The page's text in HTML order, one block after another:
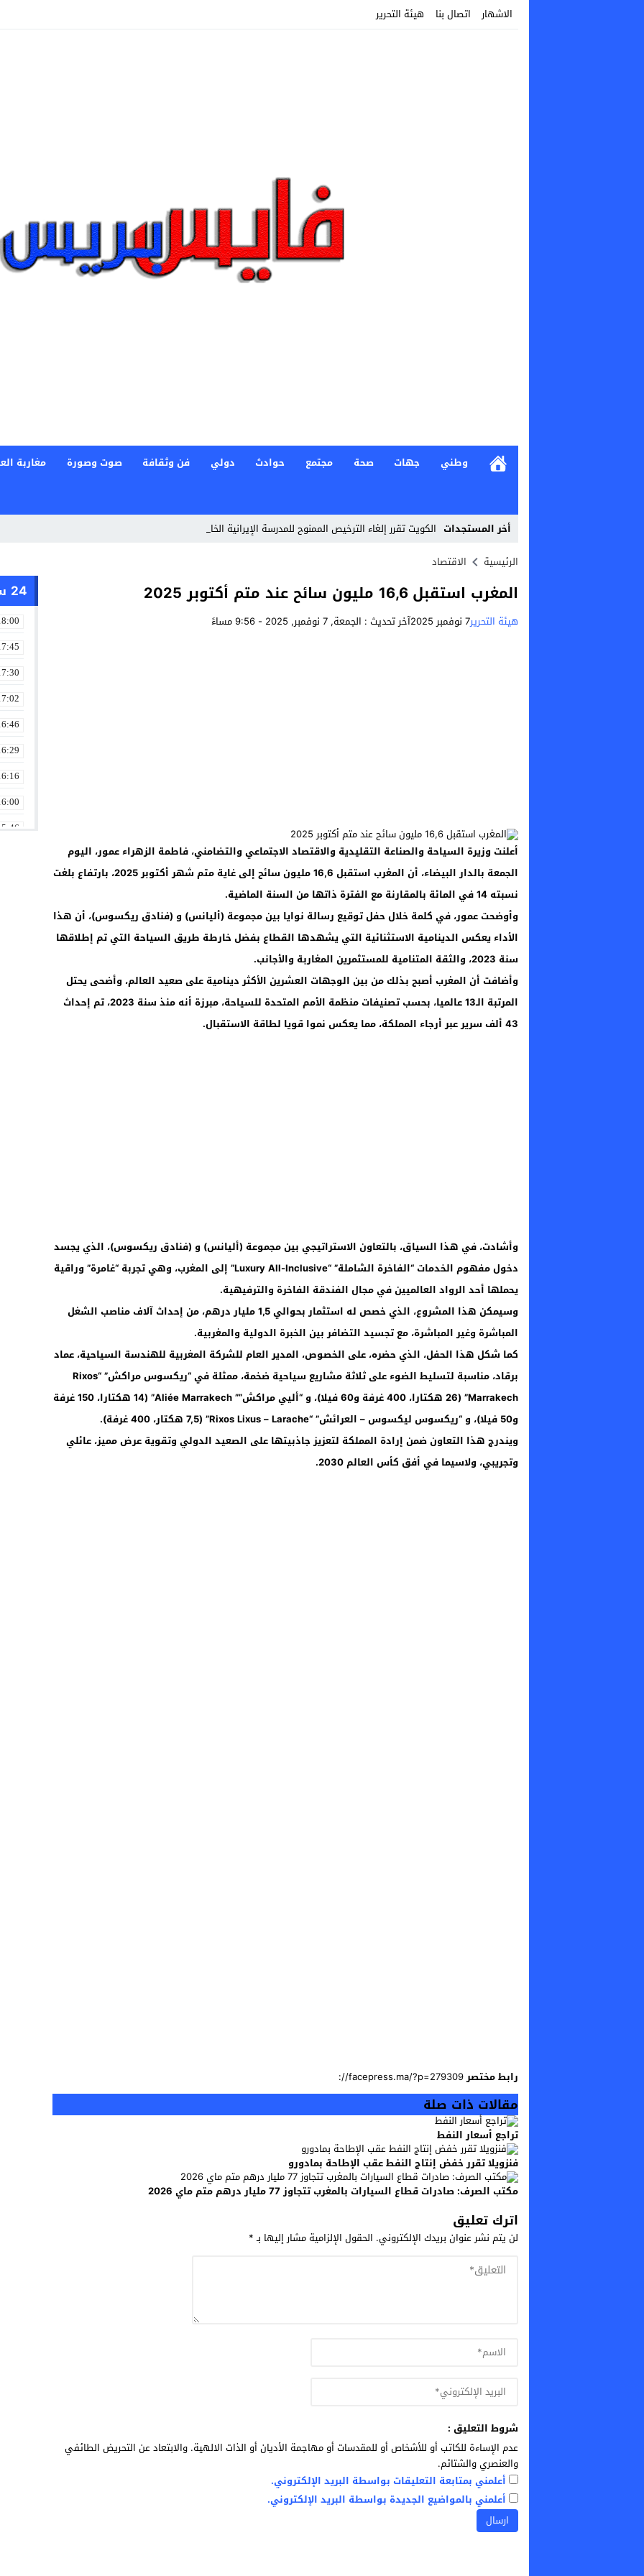
الاشهار اتصال بنا هيئة التحرير
وطني جهات صحة مجتمع حوادث دولي فن وثقافة صوت وصورة مغاربة
أخر المستجدات الكويت تقرر إلغاء الترخيص الممنوح للمدرسة الإيرانية الخاصة في ا _
Stop
Previous
Next
الرئيسية الاقتصاد
المغرب استقبل 16,6 مليون سائح عند متم أكتوبر 2025
هيئة التحرير7 نوفمبر 2025 آخر تحديث : الجمعة, 7 نوفمبر, 2025 - 9:56 مساءً
أعلنت وزيرة السياحة والصناعة التقليدية والاقتصاد الاجتماعي والتضامني، فاطمة الزهراء عمور، اليوم
الجمعة بالدار البيضاء، أن المغرب استقبل 16,6 مليون سائح إلى غاية متم شهر أكتوبر 2025، بارتفاع بلغت
نسبته 14 في المائة بالمقارنة مع الفترة ذاتها من السنة الماضية.
وأوضحت عمور، في كلمة خلال حفل توقيع رسالة نوايا بين مجموعة (أليانس) و (فنادق ريكسوس)، أن هذا
الأداء يعكس الدينامية الاستثنائية التي يشهدها القطاع بفضل خارطة طريق السياحة التي تم إطلاقها
سنة 2023، والثقة المتنامية للمستثمرين المغاربة والأجانب.
وأضافت أن المغرب أصبح بذلك من بين الوجهات العشرين الأكثر دينامية على صعيد العالم، وأضحى يحتل
المرتبة الـ13 عالميا، بحسب تصنيفات منظمة الأمم المتحدة للسياحة، مبرزة أنه منذ سنة 2023، تم إحداث
43 ألف سرير عبر أرجاء المملكة، مما يعكس نموا قويا لطاقة الاستقبال.
وأشادت، في هذا السياق، بالتعاون الاستراتيجي بين مجموعة (أليانس) و (فنادق ريكسوس)، الذي يجسد
دخول مفهوم الخدمات “الفاخرة الشاملة” “Luxury All-Inclusive” إلى المغرب، وهي تجربة “غامرة” وراقية
يحملها أحد الرواد العالميين في مجال الفندقة الفاخرة والترفيهية.
وسيمكن هذا المشروع، الذي خصص له استثمار بحوالي 1,5 مليار درهم، من إحداث آلاف مناصب الشغل
المباشرة وغير المباشرة، مع تجسيد التضافر بين الخبرة الدولية والمغربية.
كما شكل هذا الحفل، الذي حضره، على الخصوص، المدير العام للشركة المغربية للهندسة السياحية، عماد
برقاد، مناسبة لتسليط الضوء على ثلاثة مشاريع سياحية ضخمة، ممثلة في “ريكسوس مراكش” “Rixos
Marrakech” (26 هكتارا، 400 غرفة و60 فيلا)، و “أليي مراكش”” Aliée Marrakech” (14 هكتارا، 150 غرفة
و50 فيلا)، و “ريكسوس ليكسوس – العرائش” “Rixos Lixus – Larache” (7,5 هكتار، 400 غرفة).
ويندرج هذا التعاون ضمن إرادة المملكة لتعزيز جاذبيتها على الصعيد الدولي وتقوية عرض مميز، عائلي
وتجريبي، ولاسيما في أفق كأس العالم 2030.
رابط مختصر
مقالات ذات صلة
تراجع أسعار النفط
فنزويلا تقرر خفض إنتاج النفط عقب الإطاحة بمادورو
مكتب الصرف: صادرات قطاع السيارات بالمغرب تتجاوز 77 مليار درهم متم ماي 2026
اترك تعليق
لن يتم نشر عنوان بريدك الإلكتروني. الحقول الإلزامية مشار إليها بـ*
شروط التعليق :
عدم الإساءة للكاتب أو للأشخاص أو للمقدسات أو مهاجمة الأديان أو الذات الالهية. والابتعاد عن التحريض الطائفي
والعنصري والشتائم.
أعلمني بمتابعة التعليقات بواسطة البريد الإلكتروني.
أعلمني بالمواضيع الجديدة بواسطة البريد الإلكتروني.
24 ساعة